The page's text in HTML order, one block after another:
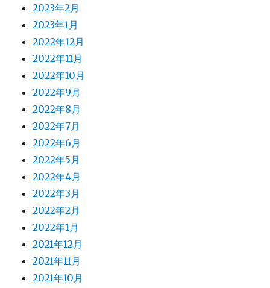
2023年2月
2023年1月
2022年12月
2022年11月
2022年10月
2022年9月
2022年8月
2022年7月
2022年6月
2022年5月
2022年4月
2022年3月
2022年2月
2022年1月
2021年12月
2021年11月
2021年10月